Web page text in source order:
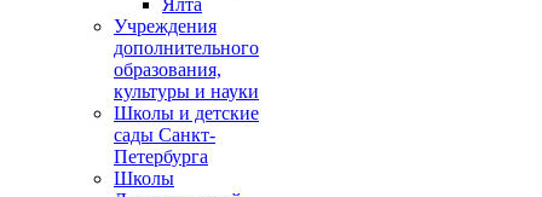
Учреждения
дополнительного
образования,
культуры и науки
Школы и детские
сады Санкт-
Петербурга
Школы